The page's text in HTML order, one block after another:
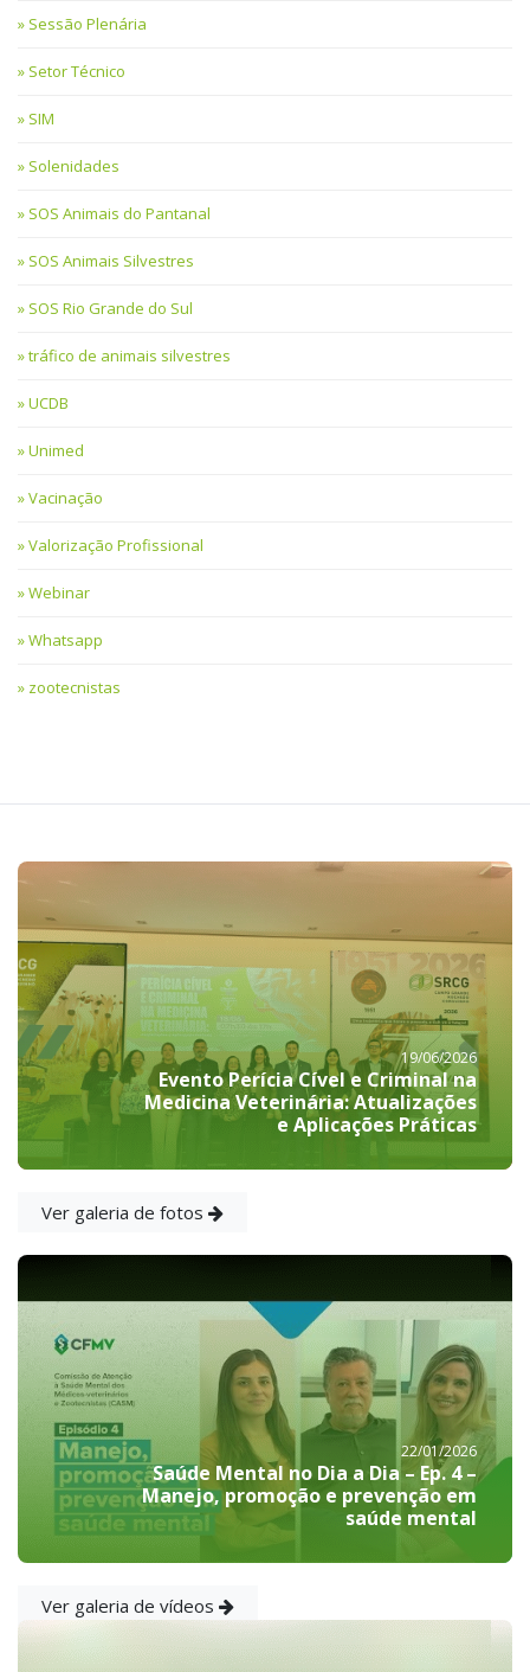
Sessão Plenária
Setor Técnico
SIM
Solenidades
SOS Animais do Pantanal
SOS Animais Silvestres
SOS Rio Grande do Sul
tráfico de animais silvestres
UCDB
Unimed
Vacinação
Valorização Profissional
Webinar
Whatsapp
zootecnistas
19/06/2026
Evento Perícia Cível e Criminal na
Medicina Veterinária: Atualizações
e Aplicações Práticas
Ver galeria de fotos
22/01/2026
Saúde Mental no Dia a Dia – Ep. 4 –
Manejo, promoção e prevenção em
saúde mental
Ver galeria de vídeos